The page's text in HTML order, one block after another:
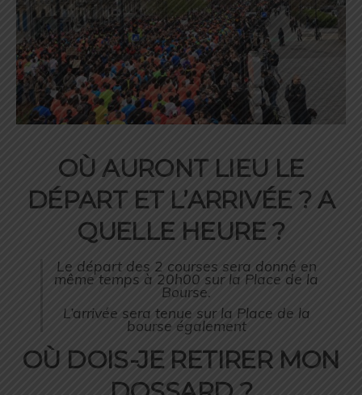
OÙ AURONT LIEU LE
DÉPART ET L’ARRIVÉE ? A
QUELLE HEURE ?
Le départ des 2 courses sera donné en
même temps à 20h00 sur la Place de la
Bourse.
L’arrivée sera tenue sur la Place de la
bourse également
OÙ DOIS-JE RETIRER MON